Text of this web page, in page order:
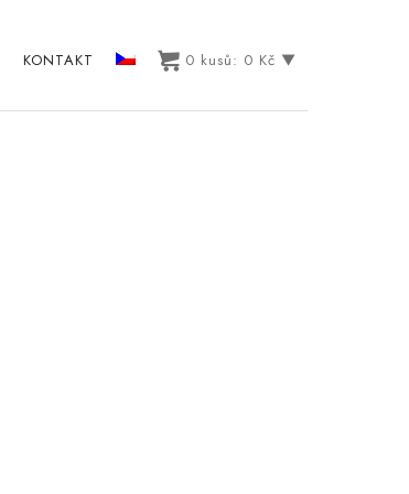
KONTAKT 0 kusů: 0 Kč ▼